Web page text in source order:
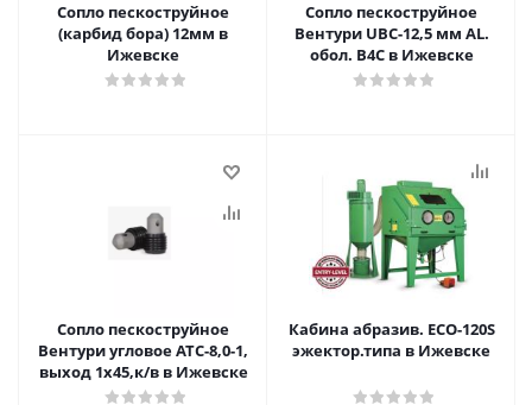
Сопло пескоструйное
(карбид бора) 12мм в
Ижевске
Сопло пескоструйное
Вентури UBC-12,5 мм AL.
обол. В4С в Ижевске
Сопло пескоструйное
Вентури угловое АТС-8,0-1,
выход 1х45,к/в в Ижевске
Кабина абразив. ECO-120S
эжектор.типа в Ижевске